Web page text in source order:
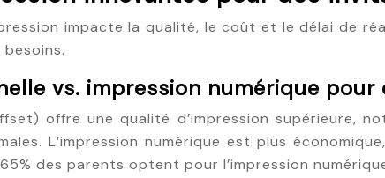
impacte la qualité, le coût et le délai de
vs. impression numérique pour
offre une qualité d’impression supérieure,
L’impression numérique est plus
des parents optent pour l’impression